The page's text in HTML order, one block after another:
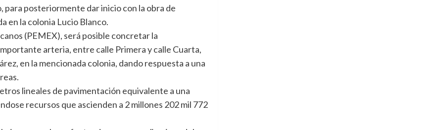
para posteriormente dar inicio con la obra de
en la colonia Lucio Blanco.
(PEMEX), será posible concretar la
arteria, entre calle Primera y calle Cuarta,
en la mencionada colonia, dando respuesta a una
lineales de pavimentación equivalente a una
recursos que ascienden a 2 millones 202 mil 772